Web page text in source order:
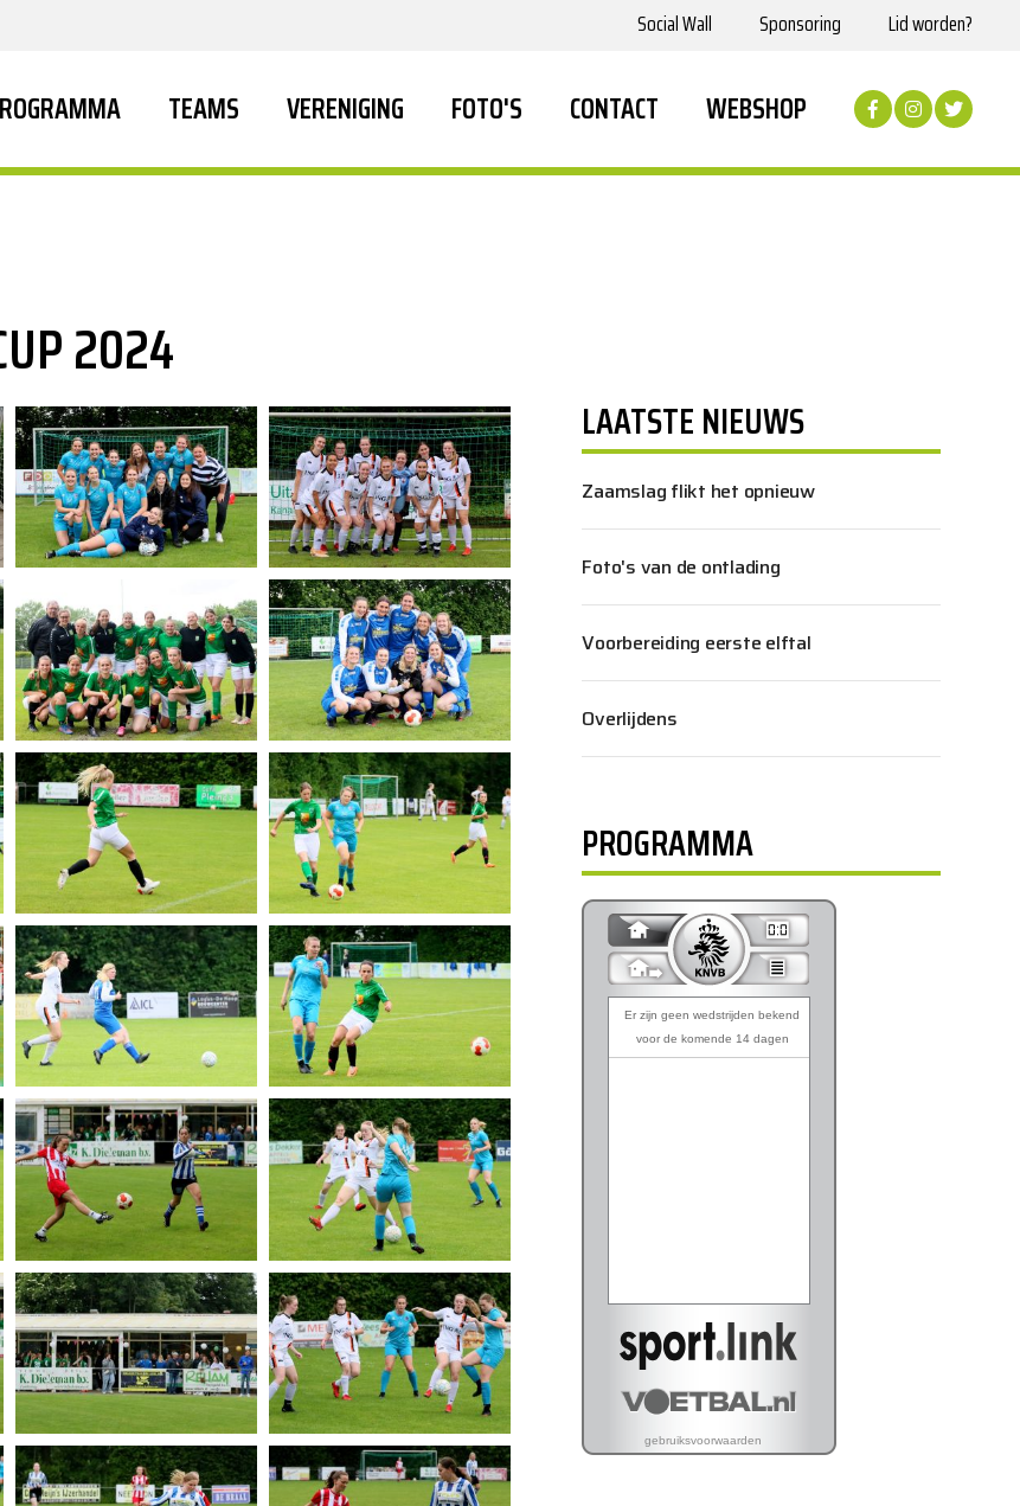
Social Wall Sponsoring Lid worden?
TEAMS VERENIGING FOTO'S CONTACT WEBSHOP
2024
LAATSTE NIEUWS
Zaamslag flikt het opnieuw
Foto's van de ontlading
Voorbereiding eerste elftal
Overlijdens
PROGRAMMA